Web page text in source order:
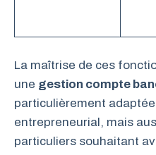
La maîtrise de ces
une gestion compte
particulièrement
entrepreneurial, mais
particuliers souhaitant